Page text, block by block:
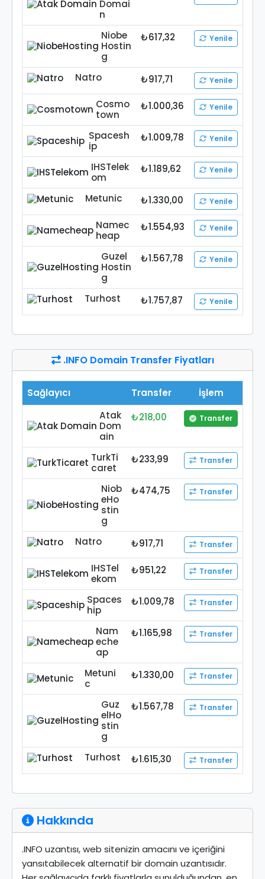
Domai
n
Niobe
Hostin
g
₺617,32 Yenile
Natro ₺917,71 Yenile
Cosmo
town
₺1.000,36 Yenile
Spacesh
ip
₺1.009,78 Yenile
IHSTelek
om
₺1.189,62 Yenile
Metunic ₺1.330,00 Yenile
Namec
heap
₺1.554,93 Yenile
Guzel
Hostin
g
₺1.567,78 Yenile
Turhost ₺1.757,87 Yenile
.INFO Domain Transfer Fiyatları
Sağlayıcı Transfer
İşlem
Atak
Dom
ain
₺218,00 Transfer
TurkTi
caret
₺233,99 Transfer
Niob
eHo
stin
g
₺474,75 Transfer
Natro ₺917,71 Transfer
IHSTel
ekom
₺951,22 Transfer
Spaces
hip
₺1.009,78 Transfer
Nam
eche
ap
₺1.165,98 Transfer
Metuni
c
₺1.330,00 Transfer
Guz
elHo
stin
g
₺1.567,78 Transfer
Turhost ₺1.615,30 Transfer
Hakkında
.INFO uzantısı, web sitenizin amacını ve içeriğini
yansıtabilecek alternatif bir domain uzantısıdır.